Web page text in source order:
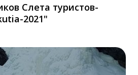
Слета туристов-
2021"